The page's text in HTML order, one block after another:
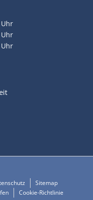
Sitemap
Cookie-Richtlinie